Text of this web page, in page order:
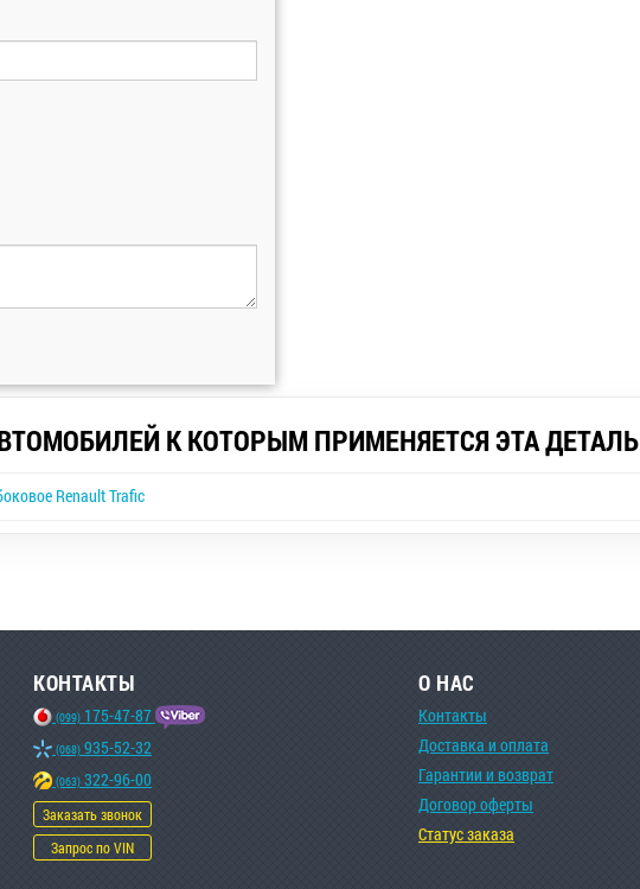
К КОТОРЫМ ПРИМЕНЯЕТСЯ ЭТА ДЕТАЛЬ
Renault Trafic
КОНТАКТЫ
(099) 175-47-87
(068) 935-52-32
(063) 322-96-00
Заказать звонок
Запрос по VIN
О НАС
Контакты
Доставка и оплата
Гарантии и возврат
Договор оферты
Статус заказа